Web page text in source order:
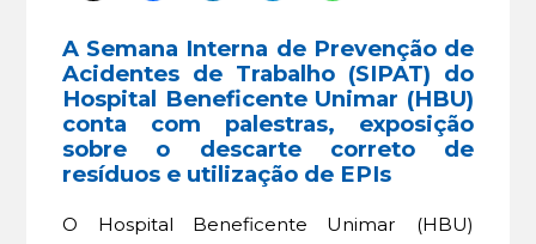
A Semana Interna de Prevenção de
Acidentes de Trabalho (SIPAT) do
Hospital Beneficente Unimar (HBU)
conta com palestras, exposição
sobre o descarte correto de
resíduos e utilização de EPIs
O Hospital Beneficente Unimar (HBU)